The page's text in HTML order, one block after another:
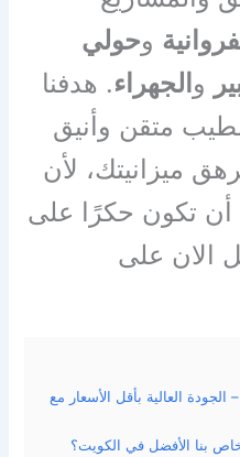
وحولي
و الجهراء. هدفنا
متقن وأنيق
ميزانيتك، لأن
أن تكون حكرًا على
الان على
العالية بأقل الأسعار مع
بنا الأفضل في الكويت؟